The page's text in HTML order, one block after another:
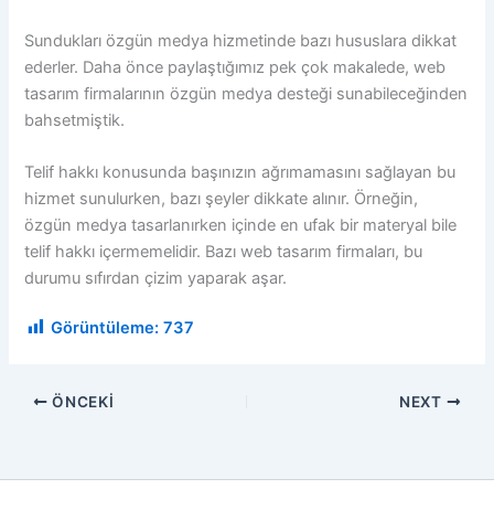
Sundukları özgün medya hizmetinde bazı hususlara dikkat
ederler. Daha önce paylaştığımız pek çok makalede, web
tasarım firmalarının özgün medya desteği sunabileceğinden
bahsetmiştik.
Telif hakkı konusunda başınızın ağrımamasını sağlayan bu
hizmet sunulurken, bazı şeyler dikkate alınır. Örneğin,
özgün medya tasarlanırken içinde en ufak bir materyal bile
telif hakkı içermemelidir. Bazı web tasarım firmaları, bu
durumu sıfırdan çizim yaparak aşar.
Görüntüleme: 737
ÖNCEKI NEXT